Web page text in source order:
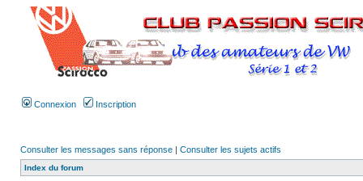
Connexion Inscription
Consulter les messages sans réponse | Consulter les sujets actifs
Index du forum